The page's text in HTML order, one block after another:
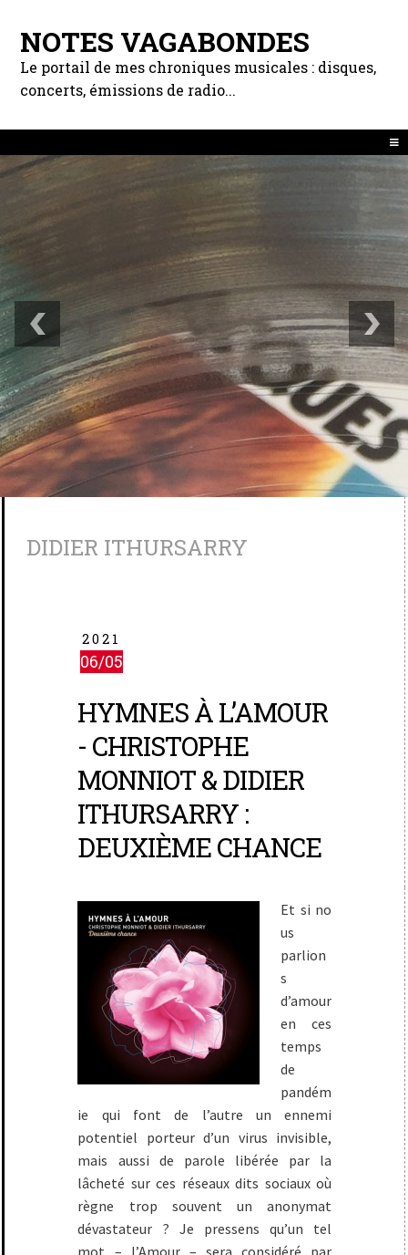
NOTES VAGABONDES
Le portail de mes chroniques musicales : disques,
concerts, émissions de radio...
DIDIER ITHURSARRY
2021
06/05
HYMNES À L’AMOUR
- CHRISTOPHE
MONNIOT & DIDIER
ITHURSARRY :
DEUXIÈME CHANCE
Et si no
us
parlion
s
d’amour
en ces
temps
de
pandém
ie qui font de l’autre un ennemi
potentiel porteur d’un virus invisible,
mais aussi de parole libérée par la
lâcheté sur ces réseaux dits sociaux où
règne trop souvent un anonymat
dévastateur ? Je pressens qu’un tel
mot – l’Amour – sera considéré par